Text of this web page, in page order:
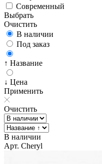
Современный
Выбрать
Очистить
В наличии
Под заказ
↑ Название
↓ Цена
Применить
Очистить
В наличии
Арт. Cheryl